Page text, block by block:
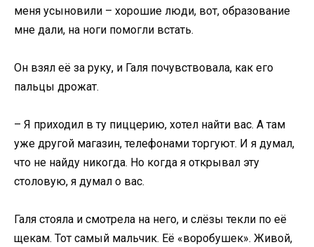
меня усыновили – хорошие люди, вот, образование
мне дали, на ноги помогли встать.
Он взял её за руку, и Галя почувствовала, как его
пальцы дрожат.
– Я приходил в ту пиццерию, хотел найти вас. А там
уже другой магазин, телефонами торгуют. И я думал,
что не найду никогда. Но когда я открывал эту
столовую, я думал о вас.
Галя стояла и смотрела на него, и слёзы текли по её
щекам. Тот самый мальчик. Её «воробушек». Живой,